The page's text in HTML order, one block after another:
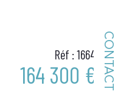
CONTACT
Réf : 1664
164 300 €